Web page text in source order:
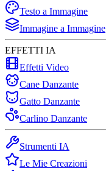
Testo a Immagine
Immagine a Immagine
EFFETTI IA
Effetti Video
Cane Danzante
Gatto Danzante
Carlino Danzante
Strumenti IA
Le Mie Creazioni